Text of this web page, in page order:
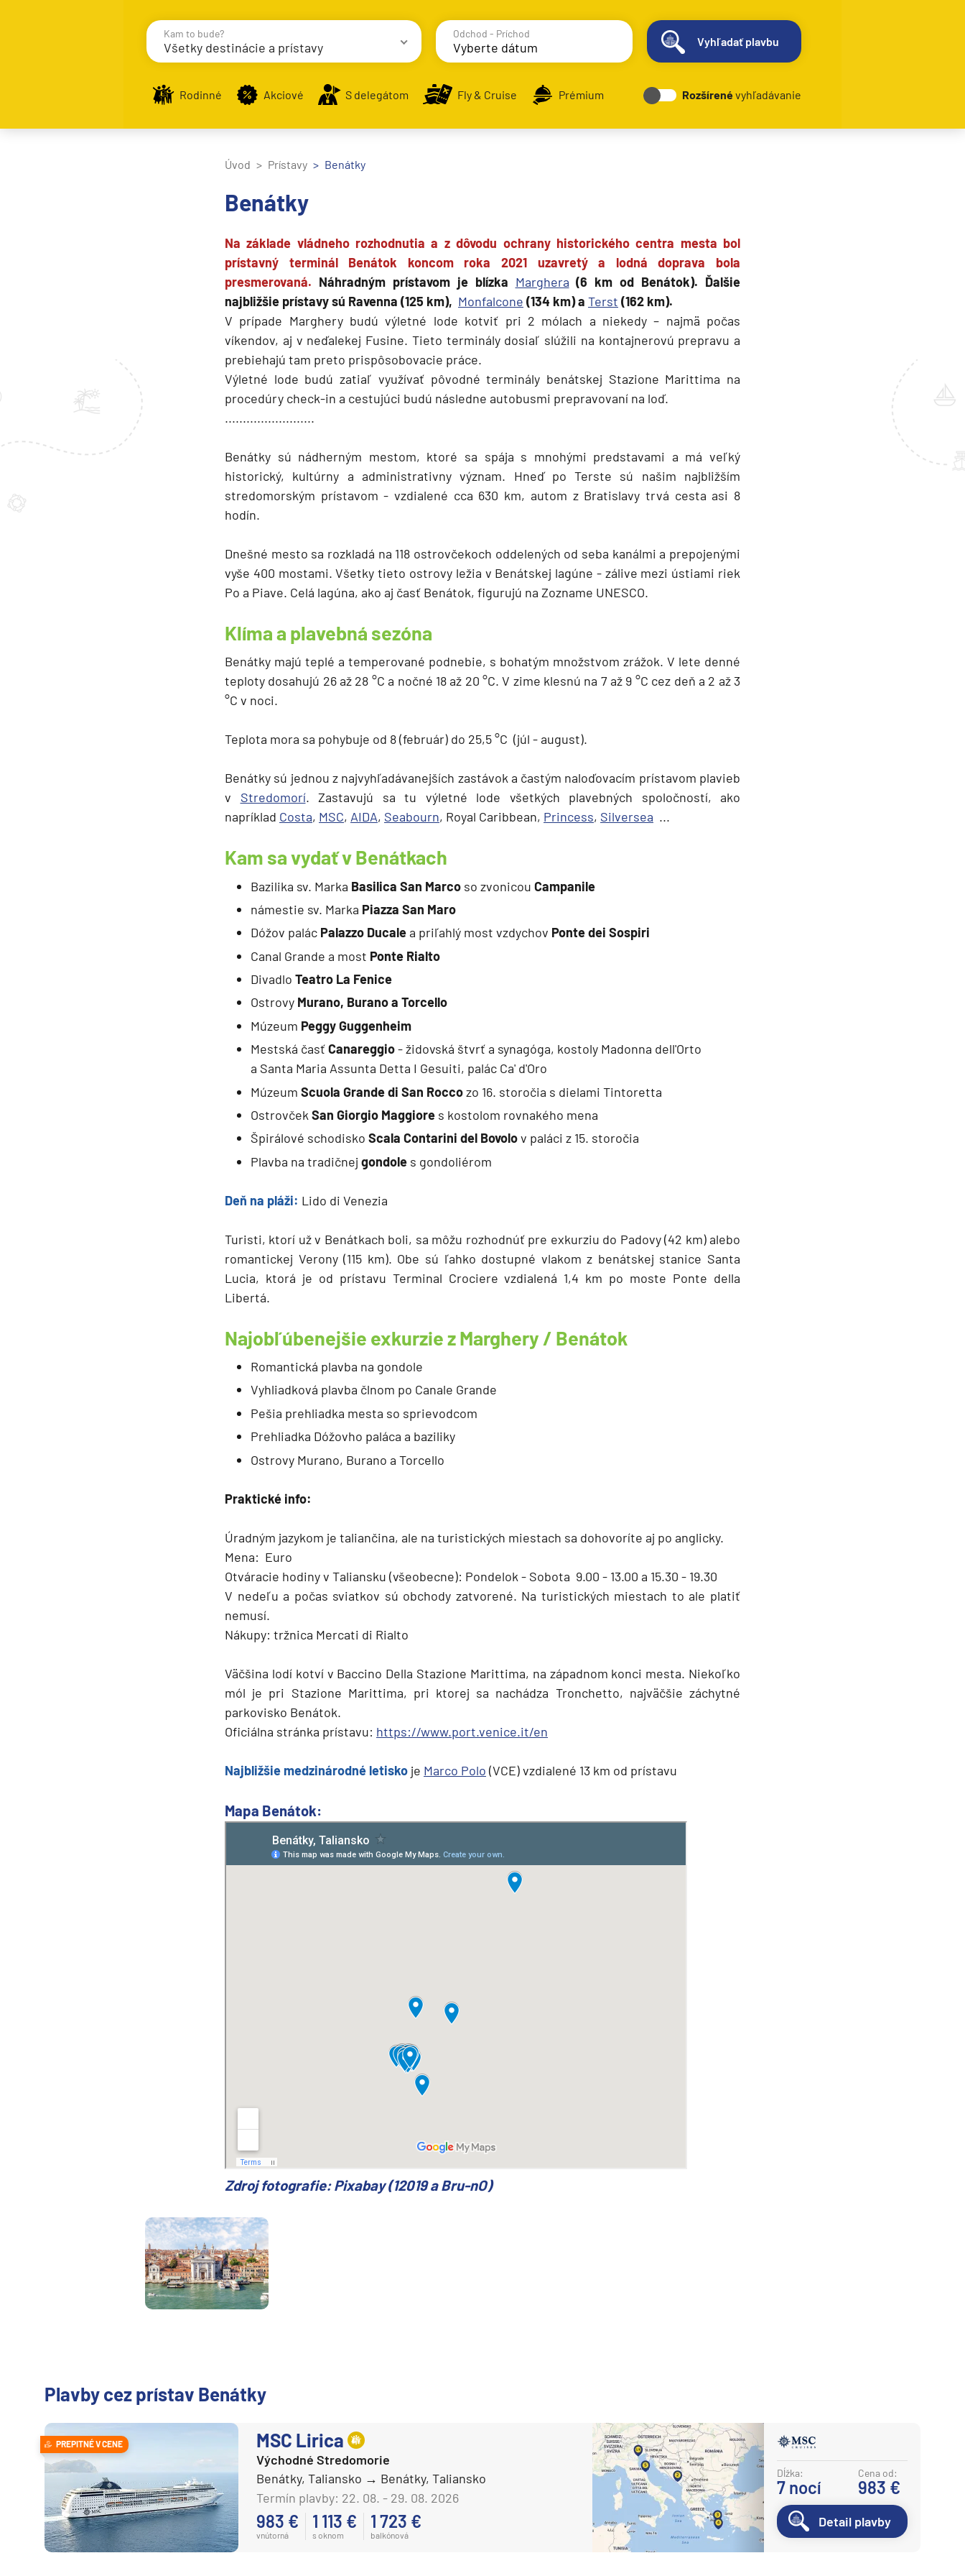
Kam to bude?
Všetky destinácie a prístavy
Destinácie Prístavy
Zobraziť iba prístavy nalodenia
Odchod - Príchod
Vyhľadať plavbu
Rodinné Akciové S delegátom Fly & Cruise Prémium Rozšírenévyhľadávanie
Úvod Prístavy Benátky
Benátky
Na základe vládneho rozhodnutia a z dôvodu ochrany historického centra mesta bol
prístavný terminál Benátok koncom roka 2021 uzavretý a lodná doprava bola
presmerovaná. Náhradným prístavom je blízka Marghera (6 km od Benátok). Ďalšie
najbližšie prístavy sú Ravenna (125 km), Monfalcone (134 km) a Terst (162 km).
V prípade Marghery budú výletné lode kotviť pri 2 mólach a niekedy – najmä počas
víkendov, aj v neďalekej Fusine. Tieto terminály dosiaľ slúžili na kontajnerovú prepravu a
prebiehajú tam preto prispôsobovacie práce.
Výletné lode budú zatiaľ využívať pôvodné terminály benátskej Stazione Marittima na
procedúry check-in a cestujúci budú následne autobusmi prepravovaní na loď.
.........................
Benátky sú nádherným mestom, ktoré sa spája s mnohými predstavami a má veľký
historický, kultúrny a administrativny význam. Hneď po Terste sú našim najbližším
stredomorským prístavom - vzdialené cca 630 km, autom z Bratislavy trvá cesta asi 8
hodín.
Dnešné mesto sa rozkladá na 118 ostrovčekoch oddelených od seba kanálmi a prepojenými
vyše 400 mostami. Všetky tieto ostrovy ležia v Benátskej lagúne - zálive mezi ústiami riek
Po a Piave. Celá lagúna, ako aj časť Benátok, figurujú na Zozname UNESCO.
Klíma a plavebná sezóna
Benátky majú teplé a temperované podnebie, s bohatým množstvom zrážok. V lete denné
teploty dosahujú 26 až 28 °C a nočné 18 až 20 °C. V zime klesnú na 7 až 9 °C cez deň a 2 až 3
°C v noci.
Teplota mora sa pohybuje od 8 (február) do 25,5 °C (júl - august).
Benátky sú jednou z najvyhľadávanejších zastávok a častým naloďovacím prístavom plavieb
v Stredomorí. Zastavujú sa tu výletné lode všetkých plavebných spoločností, ako
napríklad Costa, MSC, AIDA, Seabourn, Royal Caribbean, Princess, Silversea ...
Kam sa vydať v Benátkach
Bazilika sv. Marka Basilica San Marco so zvonicou Campanile
námestie sv. Marka Piazza San Maro
Dóžov palác Palazzo Ducalea priľahlý most vzdychov Ponte dei Sospiri
Canal Grande a most Ponte Rialto
Divadlo Teatro La Fenice
Ostrovy Murano, Burano a Torcello
Múzeum Peggy Guggenheim
Mestská časťCanareggio- židovská štvrť a synagóga, kostoly Madonna dell'Orto
a Santa Maria Assunta Detta I Gesuiti, palác Ca' d'Oro
Múzeum Scuola Grande di San Roccozo 16. storočia s dielami Tintoretta
Ostrovček San Giorgio Maggiore s kostolom rovnakého mena
Špirálové schodisko Scala Contarini del Bovolov paláci z 15. storočia
Plavba na tradičnej gondole s gondoliérom
Deň na pláži: Lido di Venezia
Turisti, ktorí už v Benátkach boli, sa môžu rozhodnúť pre exkurziu do Padovy (42 km) alebo
romantickej Verony (115 km). Obe sú ľahko dostupné vlakom z benátskej stanice Santa
Lucia, ktorá je od prístavu Terminal Crociere vzdialená 1,4 km po moste Ponte della
Libertá.
Najobľúbenejšie exkurzie z Marghery / Benátok
Romantická plavba na gondole
Vyhliadková plavba člnom po Canale Grande
Pešia prehliadka mesta so sprievodcom
Prehliadka Dóžovho paláca a baziliky
Ostrovy Murano, Burano a Torcello
Praktické info:
Úradným jazykom je taliančina, ale na turistických miestach sa dohovoríte aj po anglicky.
Mena: Euro
Otváracie hodiny v Taliansku (všeobecne): Pondelok - Sobota 9.00 - 13.00 a 15.30 - 19.30
V nedeľu a počas sviatkov sú obchody zatvorené. Na turistických miestach to ale platiť
nemusí.
Nákupy: tržnica Mercati di Rialto
Väčšina lodí kotví v Baccino Della Stazione Marittima, na západnom konci mesta. Niekoľko
mól je pri Stazione Marittima, pri ktorej sa nachádza Tronchetto, najväčšie záchytné
parkovisko Benátok.
Oficiálna stránka prístavu: https://www.port.venice.it/en
Najbližšie medzinárodné letisko je Marco Polo (VCE) vzdialené 13 km od prístavu
Mapa Benátok:
Zdroj fotografie: Pixabay (12019 a Bru-nO)
Plavby cez prístav Benátky
PREPITNÉ V CENE MSC Lirica
Východné Stredomorie
Benátky, Taliansko
Benátky, Taliansko
Termín plavby: 22. 08. - 29. 08. 2026
983 €
vnútorná
1 113 €
s oknom
1 723 €
balkónová
Dĺžka:
7 nocí
Cena od:
983 €
Detail plavby